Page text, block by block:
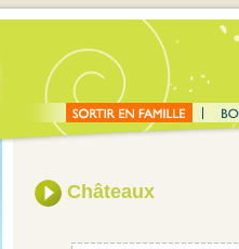
Châteaux